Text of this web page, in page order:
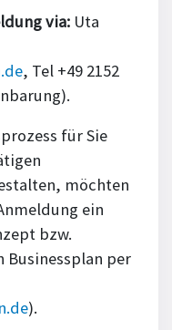
via: Uta
, Tel +49 2152
für Sie
möchten
ein
bzw.
Businessplan per
).